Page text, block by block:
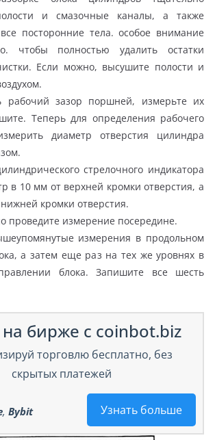
и смазочные каналы, а также
посторонние тела. особое внимание
чтобы полностью удалить остатки
Если можно, высушите полости и
рабочий зазор поршней, измерьте их
Теперь для определения рабочего
диаметр отверстия цилиндра
стрелочного индикатора
в 10 мм от верхней кромки отверстия, а
кромки отверстия.
проведите измерение посередине.
измерения в продольном
а затем еще раз на тех же уровнях в
блока. Запишите все шесть
на бирже с coinbot.biz
торговлю бесплатно, без
скрытых платежей
Узнать больше
, Bybit